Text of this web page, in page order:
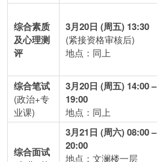
综合素质
及心理测
评
3月20日 (周五) 13:30
(紧接资格审核后)
地点：同上
综合笔试
(政治+专
业课)
3月20日 (周五) 14:00 –
19:00
地点：同上
综合面试
3月21日 (周六) 08:00 –
20:00
地点：文澜楼一层